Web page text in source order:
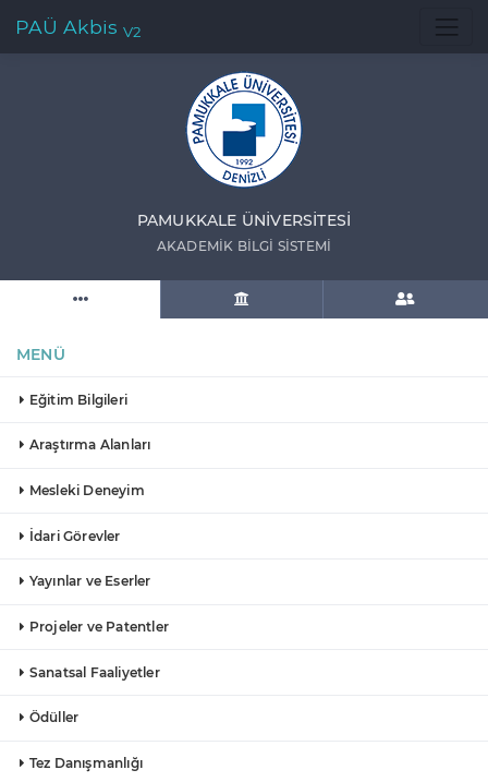
PAÜ Akbis V2
PAMUKKALE ÜNIVERSITESI
AKADEMIK BILGI SISTEMI
MENÜ
Eğitim Bilgileri
Araştırma Alanları
Mesleki Deneyim
İdari Görevler
Yayınlar ve Eserler
Projeler ve Patentler
Sanatsal Faaliyetler
Ödüller
Tez Danışmanlığı